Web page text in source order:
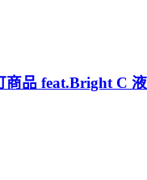
商品 feat.Bright C